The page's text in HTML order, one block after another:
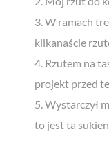
3. W ramach
kilkanaście
4. Rzutem na
projekt przed
5. Wystarczył
to jest ta
Czy można
robienie
kreatywności!